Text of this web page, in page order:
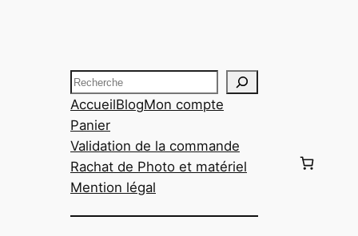
Recherche
AccueilBlogMon compte
Panier
Validation de la commande
Rachat de Photo et matériel
Mention légal